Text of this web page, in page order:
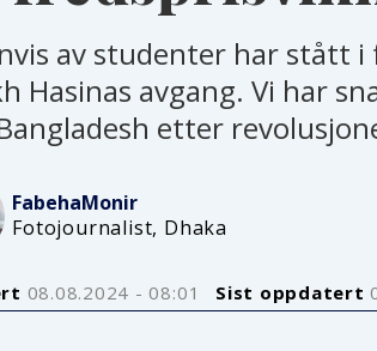
av studenter har stått
Hasinas avgang. Vi har
etter
FabehaMonir
Fotojournalist, Dhaka
08.08.2024 - 08:01 Sist oppdatert